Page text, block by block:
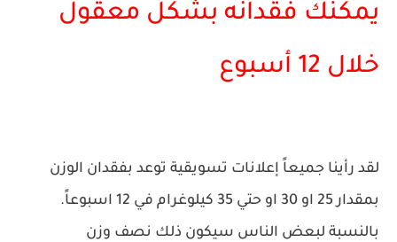
يمكنك فقدانه بشكل معقول
خلال 12 أسبوع
لقد رأينا جميعاً إعلانات تسويقية توعد بفقدان الوزن
بمقدار 25 او 30 او حتي 35 كيلوغرام في 12 اسبوعاً.
بالنسبة لبعض الناس سيكون ذلك نصف وزن